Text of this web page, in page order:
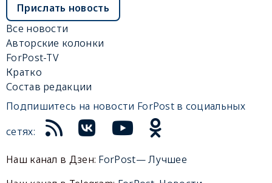
Прислать новость
Все новости
Авторские колонки
ForPost-TV
Кратко
Состав редакции
Подпишитесь на новости ForPost в социальных
сетях:
Наш канал в Дзен: ForPost— Лучшее